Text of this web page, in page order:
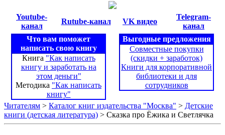
Youtube-
канал
Rutube-канал VK видео
Telegram-
канал
Что вам поможет
написать свою книгу
Книга "Как написать
книгу и заработать на
этом деньги"
Методика "Как написать
книгу"
Выгодные предложения
Совместные покупки
(скидки + заработок)
Книги для корпоративной
библиотеки и для
сотрудников
Читателям > Каталог книг издательства "Москва" > Детские
книги (детская литература) > Сказка про Ёжика и Светлячка